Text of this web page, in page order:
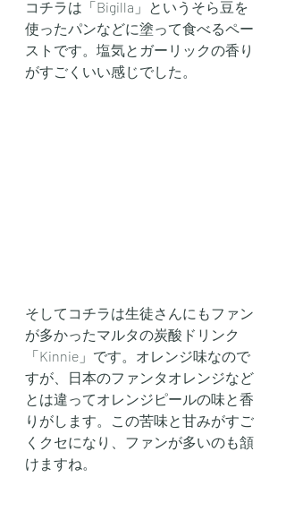
コチラは「Bigilla」というそら豆を
使ったパンなどに塗って食べるペー
ストです。塩気とガーリックの香り
がすごくいい感じでした。
そしてコチラは生徒さんにもファン
が多かったマルタの炭酸ドリンク
「Kinnie」です。オレンジ味なので
すが、日本のファンタオレンジなど
とは違ってオレンジピールの味と香
りがします。この苦味と甘みがすご
くクセになり、ファンが多いのも頷
けますね。